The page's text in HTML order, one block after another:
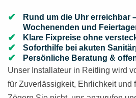
Rund um die Uhr erreichbar
Wochenenden und
Klare Fixpreise ohne
Soforthilfe bei akuten
Persönliche Beratung &
Unser Installateur in Reitling wird
für Zuverlässigkeit, Ehrlichkeit und